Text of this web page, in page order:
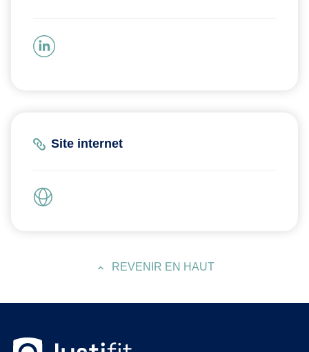
Site internet
REVENIR EN HAUT